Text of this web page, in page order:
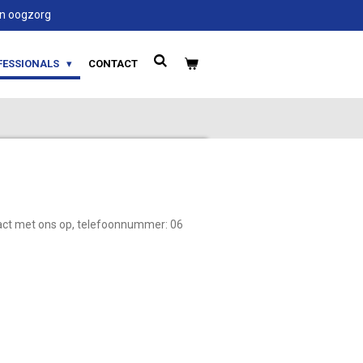
oogzorg
CONTACT
met ons op, telefoonnummer: 06